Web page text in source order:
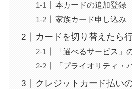
本カードの追加登録
家族カード申し込み
カードを切り替えたら
「選べるサービス」
「プライオリティ・
クレジットカード払い